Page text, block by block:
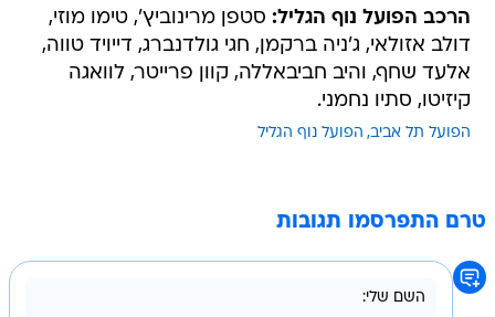
הרכב הפועל נוף הגליל: סטפן מרינוביץ', טימו מוזי,
דולב אזולאי, ג'ניה ברקמן, חגי גולדנברג, דייויד טווה,
אלעד שחף, והיב חביבאללה, קוון פרייטר, לוואגה
קיזיטו, סתיו נחמני.
הפועל תל אביב הפועל נוף הגליל
טרם התפרסמו תגובות